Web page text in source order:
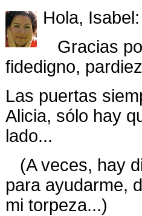
Hola, Isabel:
Gracias
fidedigno,
Las puertas
Alicia, sólo hay
lado...
(A veces, hay
para ayudarme,
mi torpeza...)